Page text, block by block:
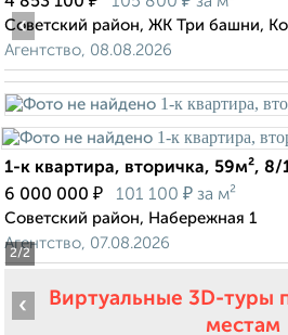
Советский район, ЖК Три башни,
Агентство, 08.08.2026
2/2
‹
1-к квартира, вторичка, 59м², 8/
6 000 000 ₽ 101 100 ₽ за м²
Советский район, Набережная 1
Агентство, 07.08.2026
Виртуальные 3D-туры
местам
‹